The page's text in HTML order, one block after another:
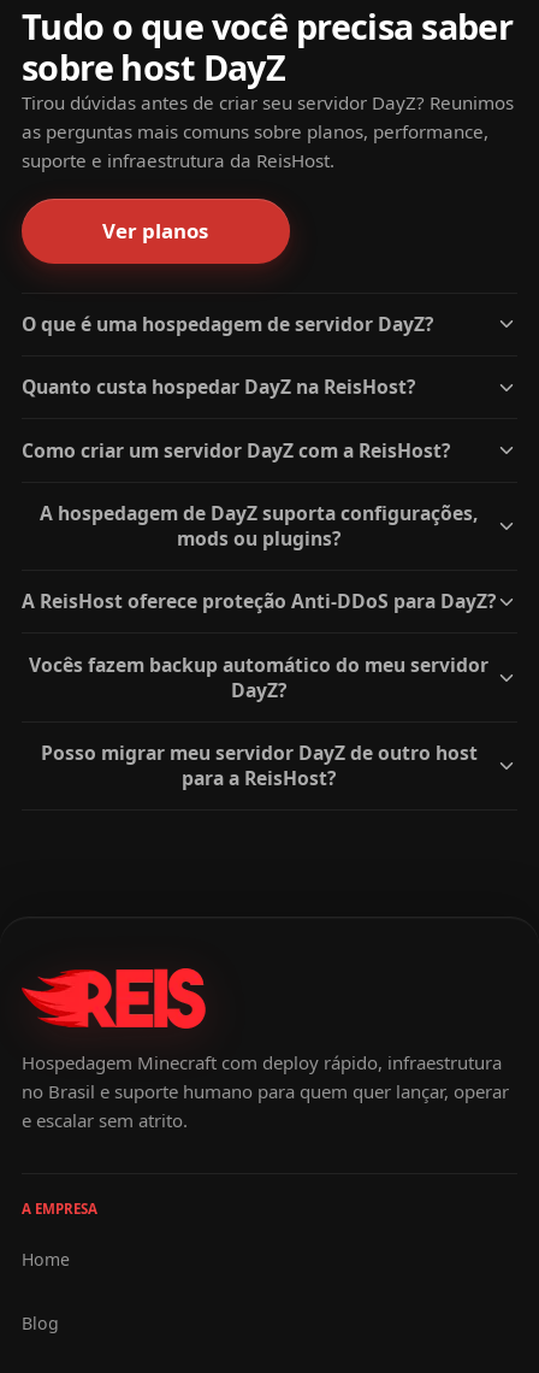
Tudo o que você precisa saber
sobre host DayZ
Tirou dúvidas antes de criar seu servidor DayZ? Reunimos
as perguntas mais comuns sobre planos, performance,
suporte e infraestrutura da ReisHost.
Ver planos
O que é uma hospedagem de servidor DayZ?
Quanto custa hospedar DayZ na ReisHost?
Como criar um servidor DayZ com a ReisHost?
A hospedagem de DayZ suporta configurações,
mods ou plugins?
A ReisHost oferece proteção Anti-DDoS para DayZ?
Vocês fazem backup automático do meu servidor
DayZ?
Posso migrar meu servidor DayZ de outro host
para a ReisHost?
Hospedagem Minecraft com deploy rápido, infraestrutura
no Brasil e suporte humano para quem quer lançar, operar
e escalar sem atrito.
A EMPRESA
Home
Blog